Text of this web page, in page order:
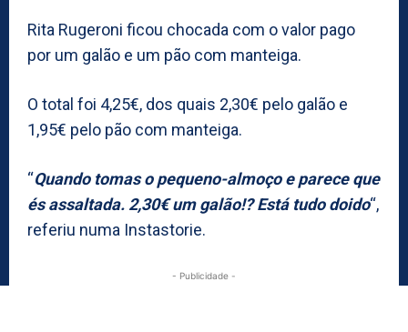
Rita Rugeroni ficou chocada com o valor pago
por um galão e um pão com manteiga.
O total foi 4,25€, dos quais 2,30€ pelo galão e
1,95€ pelo pão com manteiga.
“Quando tomas o pequeno-almoço e parece que
és assaltada. 2,30€ um galão!? Está tudo doido“,
referiu numa Instastorie.
- Publicidade -